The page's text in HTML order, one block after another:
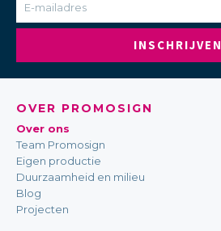
INSCHRIJVEN
OVER PROMOSIGN
Over ons
Team Promosign
Eigen productie
Duurzaamheid en milieu
Blog
Projecten